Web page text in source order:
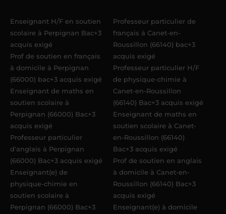
Enseignant H/F en soutien
scolaire à Perpignan Bac+3
acquis exigé
Prof de soutien en français
à domicile à Perpignan
(66000) bac+3 acquis exigé
Enseignant de maths en
soutien scolaire à
Perpignan (66000) Bac+3
acquis exigé
Professeur particulier
d'anglais à Perpignan
(66000) Bac+3 acquis exigé
Enseignant(e) de
physique-chimie en
soutien scolaire à
Perpignan (66000) Bac+3
Professeur particulier de
français à Canet-en-
Roussillon (66140) bac+3
acquis exigé
Professeur particulier H/F
de physique-chimie à
Canet-en-Roussillon
(66140) Bac+3 acquis exigé
Enseignant de maths en
soutien scolaire à Canet-
en-Roussillon (66140)
Bac+3 acquis exigé
Prof de soutien en anglais
à domicile à Canet-en-
Roussillon (66140) Bac+3
acquis exigé
Enseignant(e) à domicile